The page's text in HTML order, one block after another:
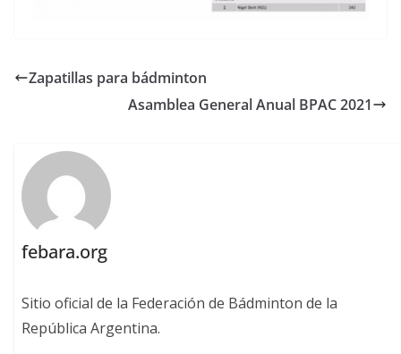
Zapatillas para bádminton
Asamblea General Anual BPAC 2021
febara.org
Sitio oficial de la Federación de Bádminton de la
República Argentina.